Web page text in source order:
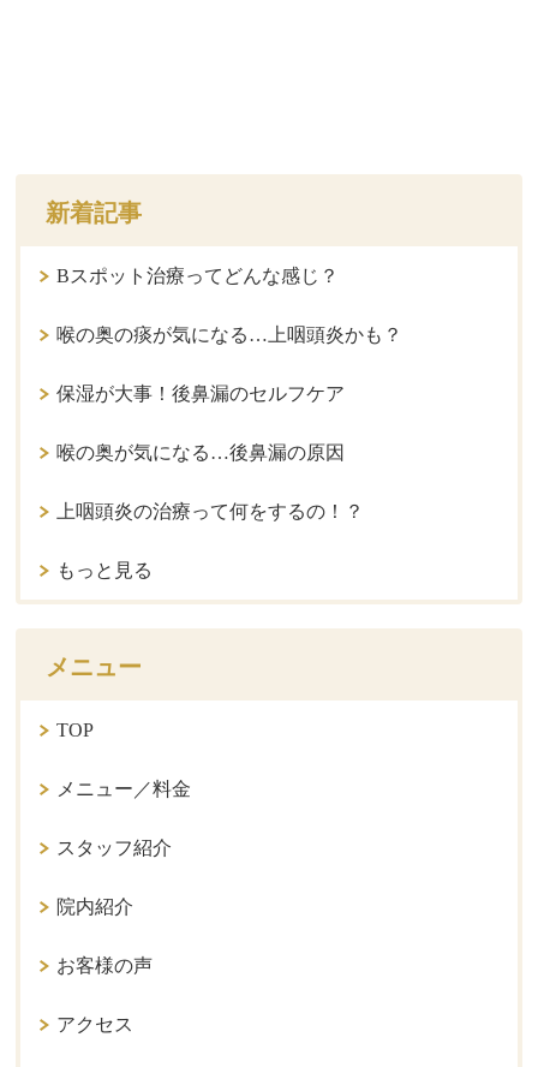
新着記事
Bスポット治療ってどんな感じ？
喉の奥の痰が気になる…上咽頭炎かも？
保湿が大事！後鼻漏のセルフケア
喉の奥が気になる…後鼻漏の原因
上咽頭炎の治療って何をするの！？
もっと見る
メニュー
TOP
メニュー／料金
スタッフ紹介
院内紹介
お客様の声
アクセス